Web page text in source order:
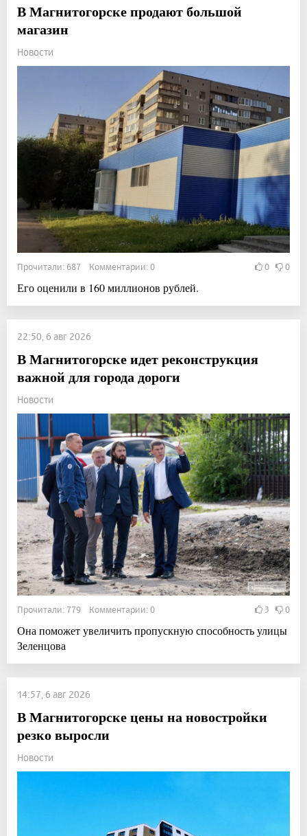
В Магнитогорске продают большой
магазин
Новости
Прочитали: 687 Комментарии: 0 0 0
Его оценили в 160 миллионов рублей.
22:50, 6 авг 2026
В Магнитогорске идет реконструкция
важной для города дороги
Новости
Прочитали: 779 Комментарии: 0 3 0
Она поможет увеличить пропускную способность улицы
Зеленцова
14:57, 6 авг 2026
В Магнитогорске цены на новостройки
резко выросли
Новости